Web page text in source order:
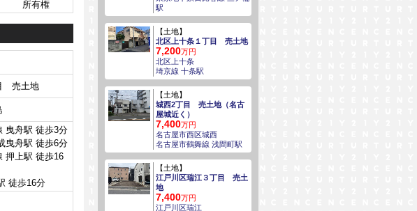
所有権
売土地
曳舟駅 徒歩3分
曳舟駅 徒歩6分
押上駅 徒歩16
徒歩16分
駅
【土地】
北区上十条１丁目 売土地
7,200万円
北区上十条
埼京線 十条駅
【土地】
城西2丁目 売土地（名古
屋城近く）
7,400万円
名古屋市西区城西
名古屋市鶴舞線 浅間町駅
【土地】
江戸川区瑞江３丁目 売土
地
7,400万円
江戸川区瑞江